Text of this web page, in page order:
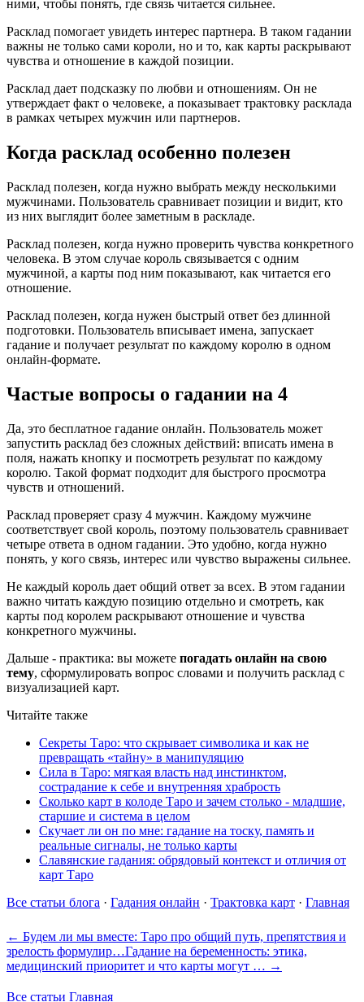
ними, чтобы понять, где связь читается сильнее.
Расклад помогает увидеть интерес партнера. В таком гадании
важны не только сами короли, но и то, как карты раскрывают
чувства и отношение в каждой позиции.
Расклад дает подсказку по любви и отношениям. Он не
утверждает факт о человеке, а показывает трактовку расклада
в рамках четырех мужчин или партнеров.
Когда расклад особенно полезен
Расклад полезен, когда нужно выбрать между несколькими
мужчинами. Пользователь сравнивает позиции и видит, кто
из них выглядит более заметным в раскладе.
Расклад полезен, когда нужно проверить чувства конкретного
человека. В этом случае король связывается с одним
мужчиной, а карты под ним показывают, как читается его
отношение.
Расклад полезен, когда нужен быстрый ответ без длинной
подготовки. Пользователь вписывает имена, запускает
гадание и получает результат по каждому королю в одном
онлайн-формате.
Частые вопросы о гадании на 4
Да, это бесплатное гадание онлайн. Пользователь может
запустить расклад без сложных действий: вписать имена в
поля, нажать кнопку и посмотреть результат по каждому
королю. Такой формат подходит для быстрого просмотра
чувств и отношений.
Расклад проверяет сразу 4 мужчин. Каждому мужчине
соответствует свой король, поэтому пользователь сравнивает
четыре ответа в одном гадании. Это удобно, когда нужно
понять, у кого связь, интерес или чувство выражены сильнее.
Не каждый король дает общий ответ за всех. В этом гадании
важно читать каждую позицию отдельно и смотреть, как
карты под королем раскрывают отношение и чувства
конкретного мужчины.
Дальше - практика: вы можете погадать онлайн на свою
тему, сформулировать вопрос словами и получить расклад с
визуализацией карт.
Читайте также
Секреты Таро: что скрывает символика и как не
превращать «тайну» в манипуляцию
Сила в Таро: мягкая власть над инстинктом,
сострадание к себе и внутренняя храбрость
Сколько карт в колоде Таро и зачем столько - младшие,
старшие и система в целом
Скучает ли он по мне: гадание на тоску, память и
реальные сигналы, не только карты
Славянские гадания: обрядовый контекст и отличия от
карт Таро
Все статьи блога · Гадания онлайн · Трактовка карт · Главная
← Будем ли мы вместе: Таро про общий путь, препятствия и
зрелость формулир…Гадание на беременность: этика,
медицинский приоритет и что карты могут … →
Все статьи Главная